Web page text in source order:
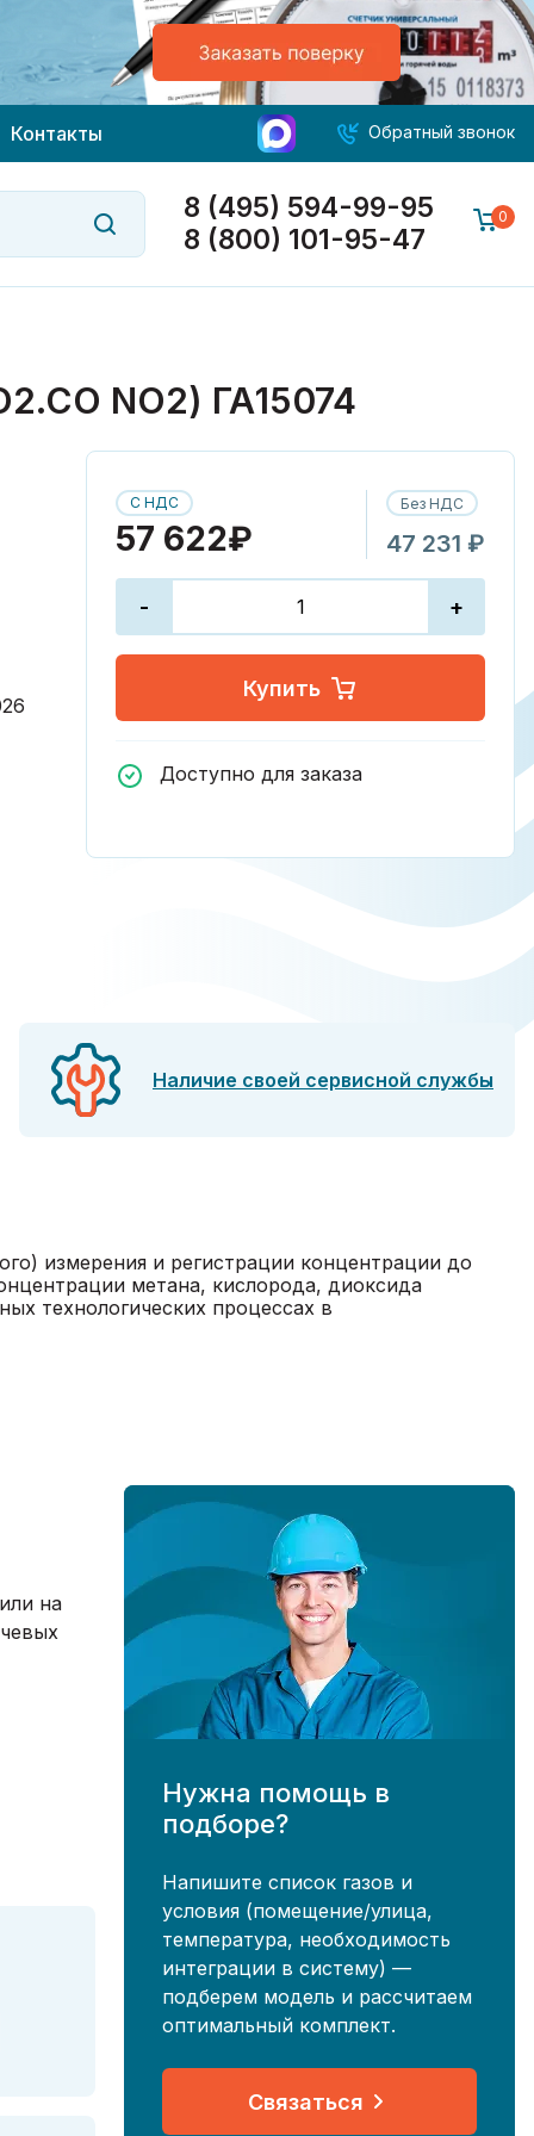
Контакты Обратный звонок
8 (495) 594-99-95
8 (800) 101-95-47
0
NO2) ГА15074
С НДС
57 622₽
Без НДС
47 231 ₽
- +
Купить
Доступно для заказа
Наличие своей сервисной службы
измерения и регистрации концентрации до
метана, кислорода, диоксида
технологических процессах в
на
Нужна помощь в
подборе?
Напишите список газов и
условия (помещение/улица,
температура, необходимость
интеграции в систему) —
подберем модель и рассчитаем
оптимальный комплект.
Связаться